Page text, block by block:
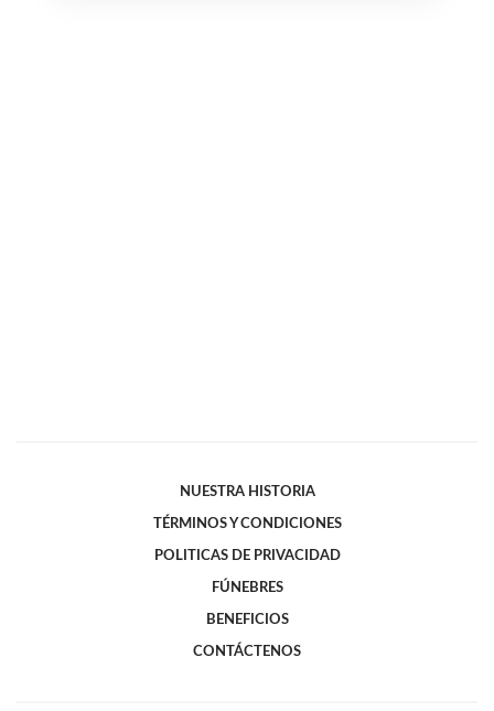
NUESTRA HISTORIA
TÉRMINOS Y CONDICIONES
POLITICAS DE PRIVACIDAD
FÚNEBRES
BENEFICIOS
CONTÁCTENOS